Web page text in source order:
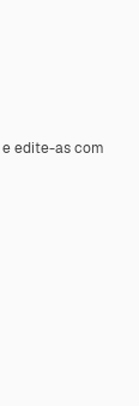
e edite-as com